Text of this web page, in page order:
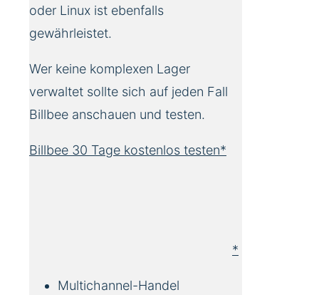
oder Linux ist ebenfalls
gewährleistet.
Wer keine komplexen Lager
verwaltet sollte sich auf jeden Fall
Billbee anschauen und testen.
Billbee 30 Tage kostenlos testen*
*
Multichannel-Handel